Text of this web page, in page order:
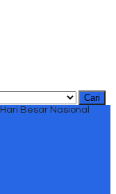
Cari
Besar Nasional